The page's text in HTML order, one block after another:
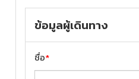
ข้อมูลผู้เดินทาง
ชื่อ*